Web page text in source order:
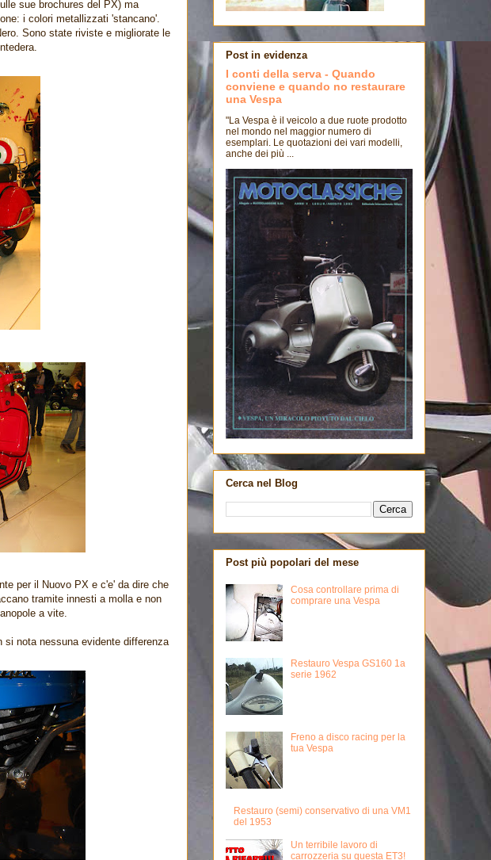
sue brochures del PX) ma
i colori metallizzati 'stancano'.
Sono state riviste e migliorate le
per il Nuovo PX e c'e' da dire che
tramite innesti a molla e non
a vite.
si nota nessuna evidente differenza
Post in evidenza
I conti della serva - Quando
conviene e quando no restaurare
una Vespa
"La Vespa è il veicolo a due ruote prodotto
nel mondo nel maggior numero di
esemplari. Le quotazioni dei vari modelli,
anche dei più ...
Cerca nel Blog
Post più popolari del mese
Cosa controllare prima di
comprare una Vespa
Restauro Vespa GS160 1a
serie 1962
Freno a disco racing per la
tua Vespa
Restauro (semi) conservativo di una VM1
del 1953
Un terribile lavoro di
carrozzeria su questa ET3!